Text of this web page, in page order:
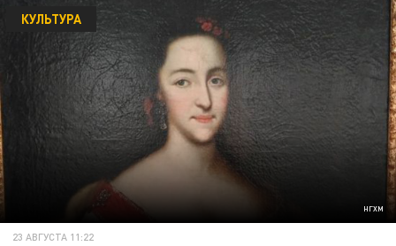
НГХМ
КУЛЬТУРА
23 АВГУСТА 11:22